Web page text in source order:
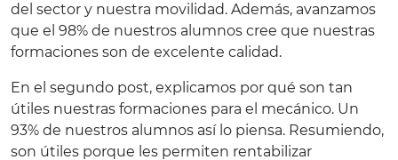
del sector y nuestra movilidad. Además, avanzamos
que el 98% de nuestros alumnos cree que nuestras
formaciones son de excelente calidad.
En el segundo post, explicamos por qué son tan
útiles nuestras formaciones para el mecánico. Un
93% de nuestros alumnos así lo piensa. Resumiendo,
son útiles porque les permiten rentabilizar